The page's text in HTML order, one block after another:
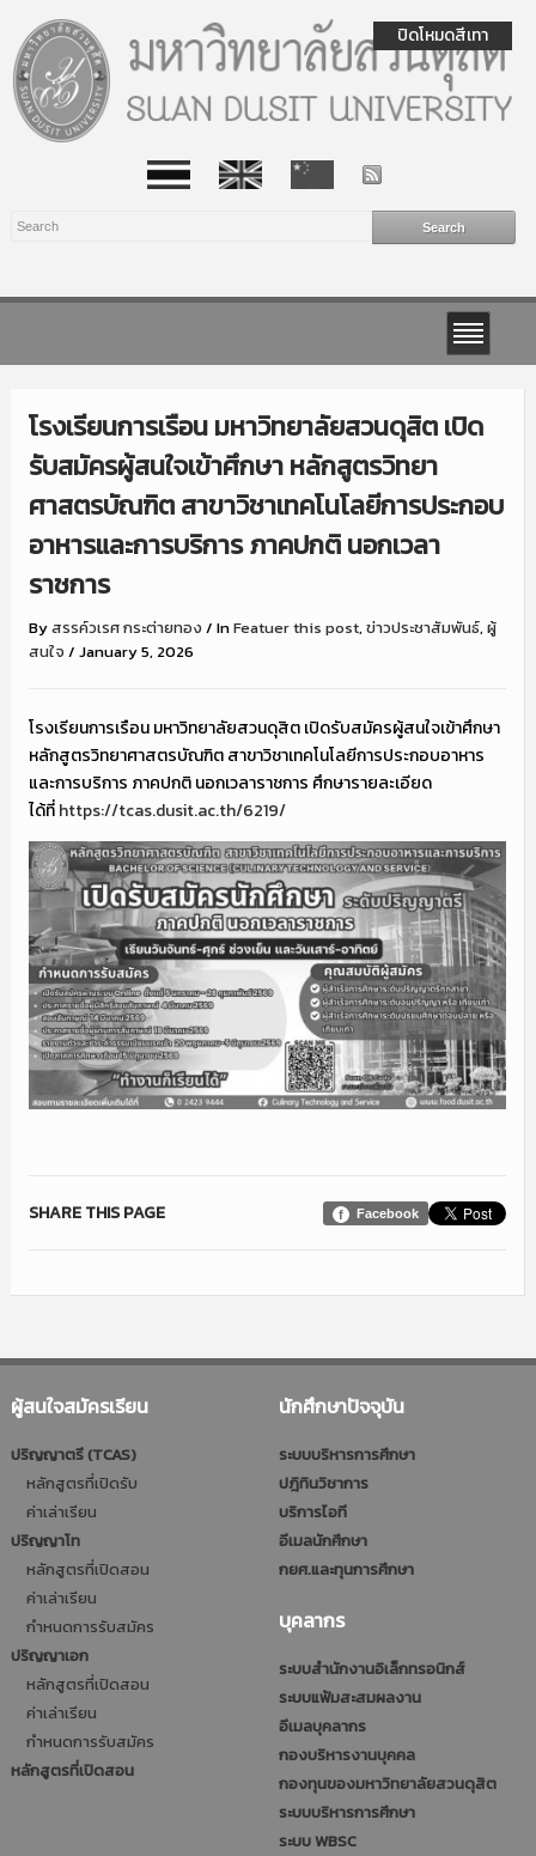
โรงเรียนการเรือน มหาวิทยาลัยสวนดุสิต เปิด
รับสมัครผู้สนใจเข้าศึกษา หลักสูตรวิทยา
ศาสตรบัณฑิต สาขาวิชาเทคโนโลยีการประกอบ
อาหารและการบริการ ภาคปกติ นอกเวลา
ราชการ
Byสรรค์วเรศ กระต่ายทอง / InFeatuer this post, ข่าวประชาสัมพันธ์, ผู้
สนใจ / January 5, 2026
โรงเรียนการเรือน มหาวิทยาลัยสวนดุสิต เปิดรับสมัครผู้สนใจเข้าศึกษา
หลักสูตรวิทยาศาสตรบัณฑิต สาขาวิชาเทคโนโลยีการประกอบอาหาร
และการบริการ ภาคปกติ นอกเวลาราชการ ศึกษารายละเอียด
ได้ที่https://tcas.dusit.ac.th/6219/
Facebook
SHARE THIS PAGE
ผู้สนใจสมัครเรียน
ปริญญาตรี (TCAS)
หลักสูตรที่เปิดรับ
ค่าเล่าเรียน
ปริญญาโท
หลักสูตรที่เปิดสอน
ค่าเล่าเรียน
กำหนดการรับสมัคร
ปริญญาเอก
หลักสูตรที่เปิดสอน
ค่าเล่าเรียน
กำหนดการรับสมัคร
หลักสูตรที่เปิดสอน
นักศึกษาปัจจุบัน
ระบบบริหารการศึกษา
ปฎิทินวิชาการ
บริการไอที
อีเมลนักศึกษา
กยศ.และทุนการศึกษา
บุคลากร
ระบบสำนักงานอิเล็กทรอนิกส์
ระบบแฟ้มสะสมผลงาน
อีเมลบุคลากร
กองบริหารงานบุคคล
กองทุนของมหาวิทยาลัยสวนดุสิต
ระบบบริหารการศึกษา
ระบบ WBSC
ปิดโหมดสีเทา